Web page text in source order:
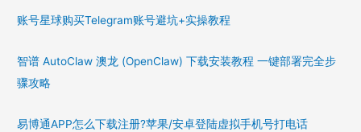
账号星球购买Telegram账号避坑+实操教程
智谱 AutoClaw 澳龙 (OpenClaw) 下载安装教程 一键部署完全步
骤攻略
易博通APP怎么下载注册?苹果/安卓登陆虚拟手机号打电话